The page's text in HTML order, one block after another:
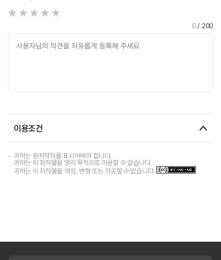
0/ 200
이용조건
귀하는 원저작자를 표시하여야 합니다.
귀하는 이 저작물을 영리 목적으로 이용할 수 없습니다.
귀하는 이 저작물을 개작, 변형 또는 가공할 수 없습니다.